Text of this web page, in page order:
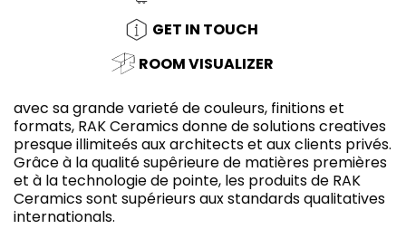
GET IN TOUCH
ROOM VISUALIZER
avec sa grande varieté de couleurs, finitions et
formats, RAK Ceramics donne de solutions creatives
presque illimiteés aux architects et aux clients privés.
Grâce à la qualité supêrieure de matières premières
et à la technologie de pointe, les produits de RAK
Ceramics sont supérieurs aux standards qualitatives
internationals.